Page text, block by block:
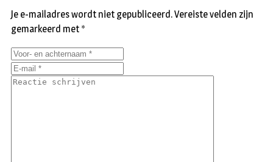
Je e-mailadres wordt niet gepubliceerd.Vereiste velden zijn
gemarkeerd met *